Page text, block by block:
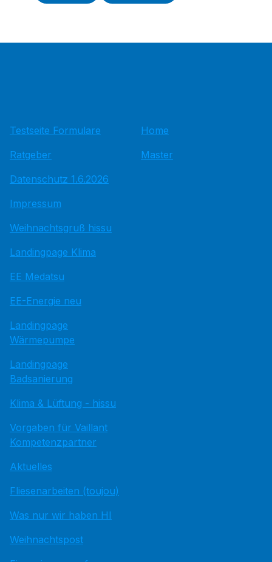
Testseite Formulare
Ratgeber
Datenschutz 1.6.2026
Impressum
Weihnachtsgruß hissu
Landingpage Klima
EE Medatsu
EE-Energie neu
Landingpage
Wärmepumpe
Landingpage
Badsanierung
Klima & Lüftung - hissu
Vorgaben für Vaillant
Kompetenzpartner
Aktuelles
Fliesenarbeiten (toujou)
Was nur wir haben HI
Weihnachtspost
Home
Master